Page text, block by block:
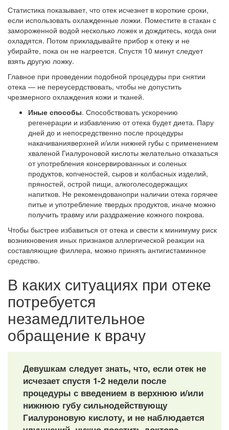
Статистика показывает, что отек исчезнет в короткие сроки,
если использовать охлажденные ложки. Поместите в стакан с
замороженной водой несколько ложек и дождитесь, когда они
охладятся. Потом прикладывайте прибор к отеку и не
убирайте, пока он не нагреется. Спустя 10 минут следует
взять другую ложку.
Главное при проведении подобной процедуры при снятии
отека — не переусердствовать, чтобы не допустить
чрезмерного охлаждения кожи и тканей.
Иные способы. Способствовать ускорению
регенерации и избавлению от отека будет диета. Пару
дней до и непосредственно после процедуры
накачиванияверхней и/или нижней губы с применением
хваленой Гиалуроновой кислоты желательно отказаться
от употребления консервированных и соленых
продуктов, копченостей, сыров и колбасных изделий,
пряностей, острой пищи, алкоголесодержащих
напитков. Не рекомендованопри наличии отека горячее
питье и употребление твердых продуктов, иначе можно
получить травму или раздражение кожного покрова.
Чтобы быстрее избавиться от отека и свести к минимуму риск
возникновения иных признаков аллергической реакции на
составляющие филлера, можно принять антигистаминное
средство.
В каких ситуациях при отеке
потребуется
незамедлительное
обращение к врачу
Девушкам следует знать, что, если отек не
исчезает спустя 1-2 недели после
процедуры с введением в верхнюю и/или
нижнюю губу сильнодействующу
Гиалуроновую кислоту, и не наблюдается